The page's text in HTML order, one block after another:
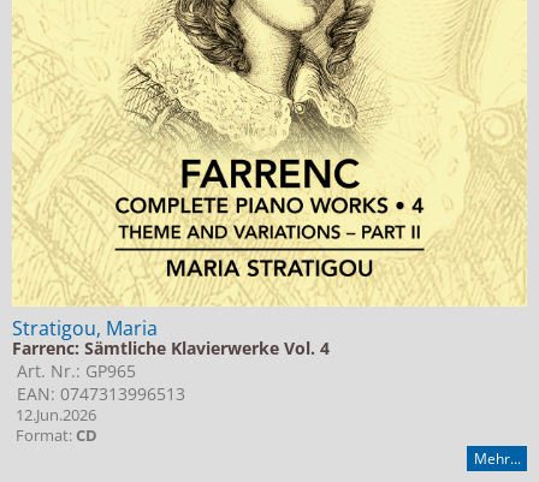
Stratigou, Maria
Farrenc: Sämtliche Klavierwerke Vol. 4
Art. Nr.: GP965
EAN: 0747313996513
12.Jun.2026
Format:CD
Mehr...